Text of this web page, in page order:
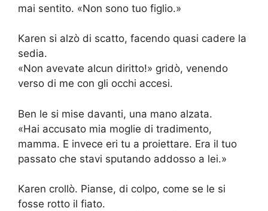
mai sentito. «Non sono tuo figlio.»
Karen si alzò di scatto, facendo quasi cadere la
sedia.
«Non avevate alcun diritto!» gridò, venendo
verso di me con gli occhi accesi.
Ben le si mise davanti, una mano alzata.
«Hai accusato mia moglie di tradimento,
mamma. E invece eri tu a proiettare. Era il tuo
passato che stavi sputando addosso a lei.»
Karen crollò. Pianse, di colpo, come se le si
fosse rotto il fiato.